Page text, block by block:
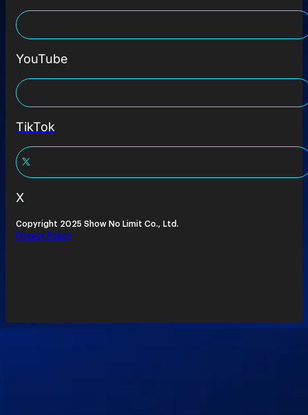
YouTube
TikTok
X
Copyright 2025 Show No Limit Co., Ltd.
Privacy Policy